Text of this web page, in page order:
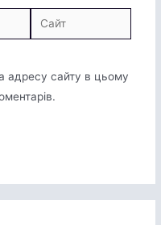
Сайт
адресу сайту в цьому